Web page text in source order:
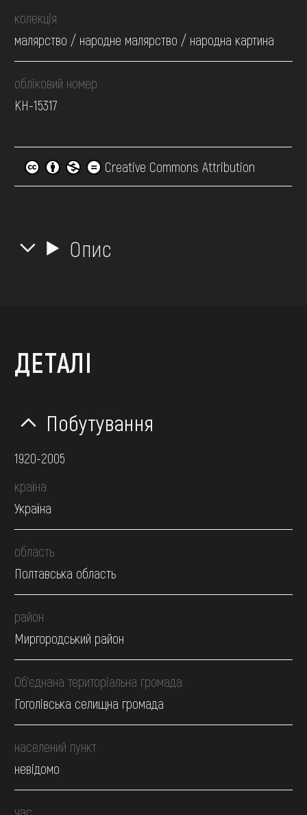
колекція
малярство / народне малярство / народна картина
обліковий номер
КН-15317
Creative Commons Attribution
Опис
ДЕТАЛІ
Побутування
1920-2005
країна
Україна
область
Полтавська область
район
Миргородський район
Об’єднана територіальна громада
Гоголівська селищна громада
населений пункт
невідомо
час